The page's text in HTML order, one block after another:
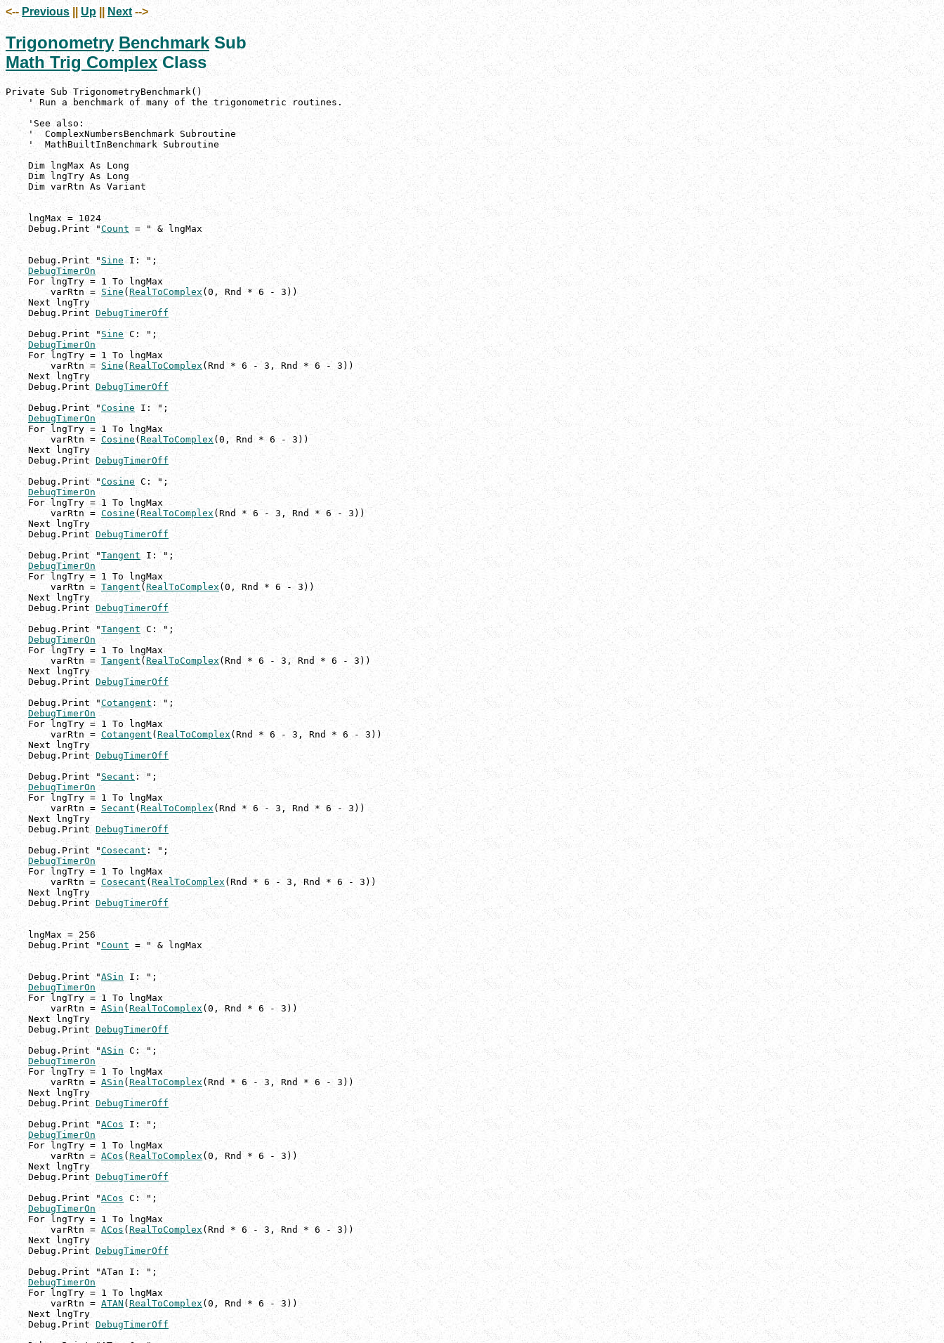
<-- Previous Up || Next -->
Trigonometry BenchmarkSub
Math Trig ComplexClass
Private Sub TrigonometryBenchmark()
    ' Run a benchmark of many of the trigonometric routines.
    'See also:
    '  ComplexNumbersBenchmark Subroutine
    '  MathBuiltInBenchmark Subroutine
    Dim lngMax As Long
    Dim lngTry As Long
    Dim varRtn As Variant
    lngMax = 1024
    Debug.Print "
Count = " & lngMax
    Debug.Print "
Sine I: ";
DebugTimerOn
    For lngTry = 1 To lngMax
        varRtn =
Sine ( RealToComplex(0, Rnd * 6 - 3))
    Next lngTry
    Debug.Print
DebugTimerOff
    Debug.Print "
Sine C: ";
DebugTimerOn
    For lngTry = 1 To lngMax
        varRtn =
Sine ( RealToComplex (Rnd * 6 - 3, Rnd * 6 - 3))
    Next lngTry
    Debug.Print
DebugTimerOff
    Debug.Print "
Cosine I: ";
DebugTimerOn
    For lngTry = 1 To lngMax
        varRtn =
Cosine ( RealToComplex (0, Rnd * 6 - 3))
    Next lngTry
    Debug.Print
DebugTimerOff
    Debug.Print "
Cosine C: ";
DebugTimerOn
    For lngTry = 1 To lngMax
        varRtn =
Cosine ( RealToComplex(Rnd * 6 - 3, Rnd * 6 - 3))
    Next lngTry
    Debug.Print
DebugTimerOff
    Debug.Print "
Tangent I: ";
DebugTimerOn
    For lngTry = 1 To lngMax
        varRtn =
Tangent( RealToComplex (0, Rnd * 6 - 3))
    Next lngTry
    Debug.Print
DebugTimerOff
    Debug.Print "
Tangent C: ";
DebugTimerOn
    For lngTry = 1 To lngMax
        varRtn =
Tangent ( RealToComplex (Rnd * 6 - 3, Rnd * 6 - 3))
    Next lngTry
    Debug.Print
DebugTimerOff
    Debug.Print "
Cotangent: ";
DebugTimerOn
    For lngTry = 1 To lngMax
        varRtn =
Cotangent( RealToComplex(Rnd * 6 - 3, Rnd * 6 - 3))
    Next lngTry
    Debug.Print
DebugTimerOff
    Debug.Print "
Secant : ";
DebugTimerOn
    For lngTry = 1 To lngMax
        varRtn =
Secant (RealToComplex (Rnd * 6 - 3, Rnd * 6 - 3))
    Next lngTry
    Debug.Print
DebugTimerOff
    Debug.Print "
Cosecant : ";
DebugTimerOn
    For lngTry = 1 To lngMax
        varRtn =
Cosecant ( RealToComplex (Rnd * 6 - 3, Rnd * 6 - 3))
    Next lngTry
    Debug.Print
DebugTimerOff
    lngMax = 256
    Debug.Print "
Count = " & lngMax
    Debug.Print "
ASin I: ";
DebugTimerOn
    For lngTry = 1 To lngMax
        varRtn =
ASin ( RealToComplex (0, Rnd * 6 - 3))
    Next lngTry
    Debug.Print
DebugTimerOff
    Debug.Print "
ASin C: ";
DebugTimerOn
    For lngTry = 1 To lngMax
        varRtn =
ASin ( RealToComplex (Rnd * 6 - 3, Rnd * 6 - 3))
    Next lngTry
    Debug.Print
DebugTimerOff
    Debug.Print "
ACos I: ";
DebugTimerOn
    For lngTry = 1 To lngMax
        varRtn =
ACos ( RealToComplex (0, Rnd * 6 - 3))
    Next lngTry
    Debug.Print
DebugTimerOff
    Debug.Print "
ACos C: ";
DebugTimerOn
    For lngTry = 1 To lngMax
        varRtn =
ACos ( RealToComplex(Rnd * 6 - 3, Rnd * 6 - 3))
    Next lngTry
    Debug.Print
DebugTimerOff
    Debug.Print "ATan I: ";
DebugTimerOn
    For lngTry = 1 To lngMax
        varRtn =
ATAN ( RealToComplex (0, Rnd * 6 - 3))
    Next lngTry
    Debug.Print
DebugTimerOff